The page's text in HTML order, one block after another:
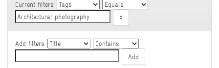
Current filters:
Add filters: